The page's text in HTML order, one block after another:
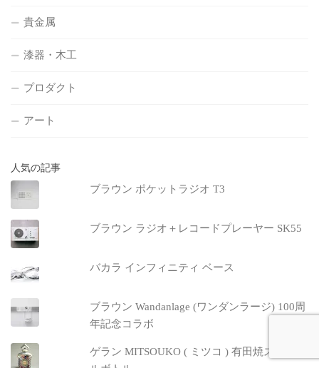
貴金属
漆器・木工
プロダクト
アート
人気の記事
ブラウン ポケットラジオ T3
ブラウン ラジオ＋レコードプレーヤー SK55
バカラ インフィニティ ベース
ブラウン Wandanlage (ワンダンラージ) 100周
年記念コラボ
ゲラン MITSOUKO ( ミツコ ) 有田焼スペシャ